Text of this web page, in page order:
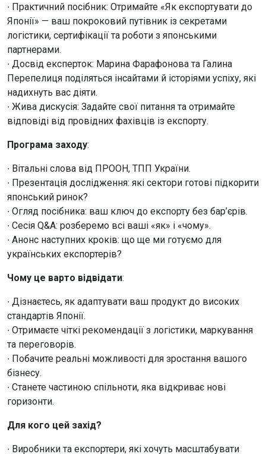
∙ Практичний посібник: Отримайте «Як експортувати до
Японії» — ваш покроковий путівник із секретами
логістики, сертифікації та роботи з японськими
партнерами.
∙ Досвід експерток: Марина Фарафонова та Галина
Перепелиця поділяться інсайтами й історіями успіху, які
надихнуть вас діяти.
∙ Жива дискусія: Задайте свої питання та отримайте
відповіді від провідних фахівців із експорту.
Програма заходу:
∙ Вітальні слова від ПРООН, ТПП України.
∙ Презентація дослідження: які сектори готові підкорити
японський ринок?
∙ Огляд посібника: ваш ключ до експорту без бар’єрів.
∙ Сесія Q&A: розберемо всі ваші «як» і «чому».
∙ Анонс наступних кроків: що ще ми готуємо для
українських експортерів?
Чому це варто відвідати:
∙ Дізнаєтесь, як адаптувати ваш продукт до високих
стандартів Японії.
∙ Отримаєте чіткі рекомендації з логістики, маркування
та переговорів.
∙ Побачите реальні можливості для зростання вашого
бізнесу.
∙ Станете частиною спільноти, яка відкриває нові
горизонти.
Для кого цей захід?
∙ Виробники та експортери, які хочуть масштабувати